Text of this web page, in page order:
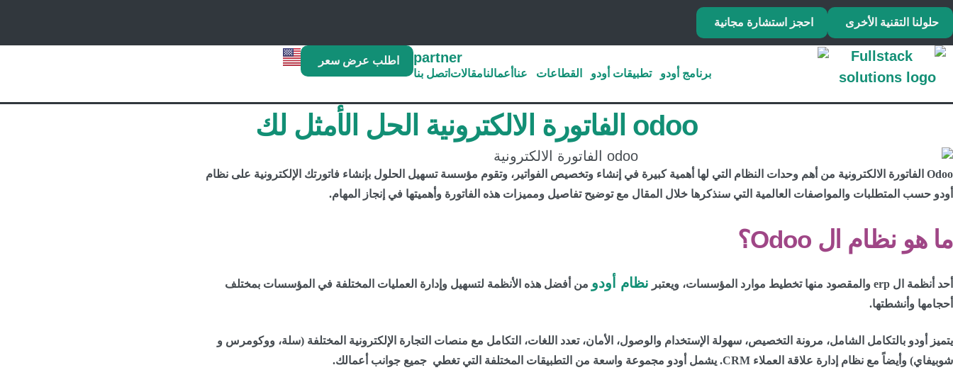
حلولنا التقنية الأخرى احجز استشارة مجانية
برنامج أودو تطبيقات أودو القطاعات عنا أعمالنامقالات اتصل بنا
اطلب عرض سعر
odoo الفاتورة الالكترونية الحل الأمثل لك
Odoo الفاتورة الالكترونية من أهم وحدات النظام التي لها أهمية كبيرة في إنشاء وتخصيص الفواتير، وتقوم مؤسسة تسهيل الحلول بإنشاء فاتورتك الإلكترونية على نظام
أودو حسب المتطلبات والمواصفات العالمية التي سنذكرها خلال المقال مع توضيح تفاصيل ومميزات هذه الفاتورة وأهميتها في إنجاز المهام.
ما هو نظام ال Odoo؟
أحد أنظمة ال erp والمقصود منها تخطيط موارد المؤسسات، ويعتبر نظام أودو من أفضل هذه الأنظمة لتسهيل وإدارة العمليات المختلفة في المؤسسات بمختلف
أحجامها وأنشطتها.
يتميز أودو بالتكامل الشامل، مرونة التخصيص، سهولة الإستخدام والوصول، الأمان، تعدد اللغات، التكامل مع منصات التجارة الإلكترونية المختلفة (سلة، ووكومرس و
شوبيفاي) وأيضاً مع نظام إدارة علاقة العملاء CRM. يشمل أودو مجموعة واسعة من التطبيقات المختلفة التي تغطي جميع جوانب أعمالك.